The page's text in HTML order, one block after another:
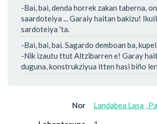
-Bai, bai, denda horrek zakan taberna,
saardoteiya ... Garaiy haitan bakizu!
sardoteiya 'ta.
-Bai, bai, bai. Sagardo demboan ba,
-Nik izautu ttut Altzibarren e! Garay
duguna, konstrukziyua itten hasi biño
Nor Landabea Lasa ,